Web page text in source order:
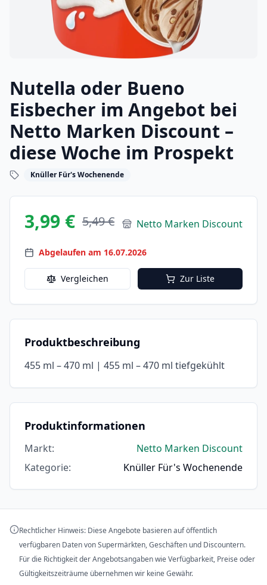
Nutella oder Bueno
Eisbecher im Angebot bei
Netto Marken Discount –
diese Woche im Prospekt
Knüller Für's Wochenende
3,99 € 5,49 € Netto Marken Discount
Abgelaufen am 16.07.2026
Vergleichen Zur Liste
Produktbeschreibung
455 ml – 470 ml | 455 ml – 470 ml tiefgekühlt
Produktinformationen
Markt:
Netto Marken Discount
Kategorie: Knüller Für's Wochenende
Rechtlicher Hinweis: Diese Angebote basieren auf öffentlich
verfügbaren Daten von Supermärkten, Geschäften und Discountern.
Für die Richtigkeit der Angebotsangaben wie Verfügbarkeit, Preise oder
Gültigkeitszeiträume übernehmen wir keine Gewähr.